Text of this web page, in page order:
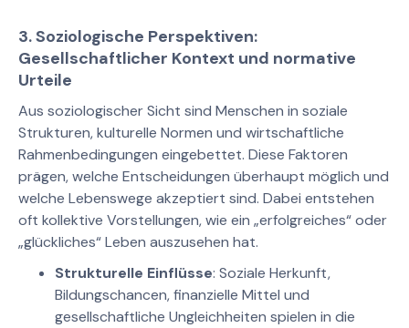
3. Soziologische Perspektiven:
Gesellschaftlicher Kontext und normative
Urteile
Aus soziologischer Sicht sind Menschen in soziale
Strukturen, kulturelle Normen und wirtschaftliche
Rahmenbedingungen eingebettet. Diese Faktoren
prägen, welche Entscheidungen überhaupt möglich und
welche Lebenswege akzeptiert sind. Dabei entstehen
oft kollektive Vorstellungen, wie ein „erfolgreiches“ oder
„glückliches“ Leben auszusehen hat.
Strukturelle Einflüsse: Soziale Herkunft,
Bildungschancen, finanzielle Mittel und
gesellschaftliche Ungleichheiten spielen in die